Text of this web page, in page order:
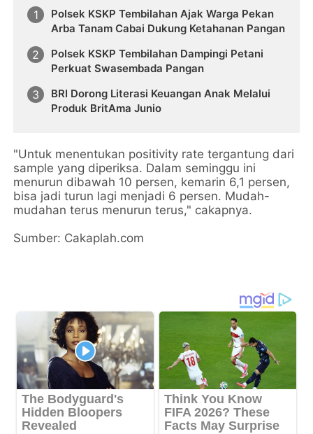
Polsek KSKP Tembilahan Ajak Warga Pekan
Arba Tanam Cabai Dukung Ketahanan Pangan
Polsek KSKP Tembilahan Dampingi Petani
Perkuat Swasembada Pangan
BRI Dorong Literasi Keuangan Anak Melalui
Produk BritAma Junio
"Untuk menentukan positivity rate tergantung dari
sample yang diperiksa. Dalam seminggu ini
menurun dibawah 10 persen, kemarin 6,1 persen,
bisa jadi turun lagi menjadi 6 persen. Mudah-
mudahan terus menurun terus," cakapnya.
Sumber: Cakaplah.com